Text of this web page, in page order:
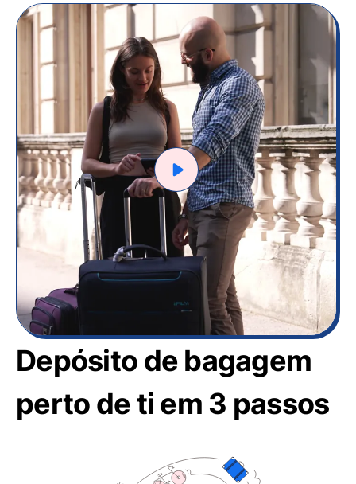
Depósito de bagagem
perto de ti em 3 passos